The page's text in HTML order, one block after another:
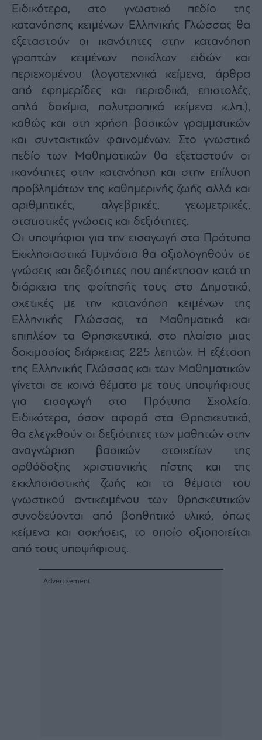
any
time.
This
site
is
protected
by
reCAPTCHA
and
the
Google
Privacy
Policy
Terms
of
Service
apply.
Ειδικότερα, στο γνωστικό πεδίο της
κατανόησης κειμένων Ελληνικής Γλώσσας θα
εξεταστούν οι ικανότητες στην κατανόηση
γραπτών κειμένων ποικίλων ειδών και
περιεχομένου (λογοτεχνικά κείμενα, άρθρα
από εφημερίδες και περιοδικά, επιστολές,
απλά δοκίμια, πολυτροπικά κείμενα κ.λπ.),
καθώς και στη χρήση βασικών γραμματικών
και συντακτικών φαινομένων. Στο γνωστικό
πεδίο των Μαθηματικών θα εξεταστούν οι
ικανότητες στην κατανόηση και στην επίλυση
προβλημάτων της καθημερινής ζωής αλλά και
αριθμητικές, αλγεβρικές, γεωμετρικές,
στατιστικές γνώσεις και δεξιότητες.
Οι υποψήφιοι για την εισαγωγή στα Πρότυπα
Εκκλησιαστικά Γυμνάσια θα αξιολογηθούν σε
γνώσεις και δεξιότητες που απέκτησαν κατά τη
διάρκεια της φοίτησής τους στο Δημοτικό,
σχετικές με την κατανόηση κειμένων της
Ελληνικής Γλώσσας, τα Μαθηματικά και
επιπλέον τα Θρησκευτικά, στο πλαίσιο μιας
δοκιμασίας διάρκειας 225 λεπτών. Η εξέταση
της Ελληνικής Γλώσσας και των Μαθηματικών
γίνεται σε κοινά θέματα με τους υποψήφιους
για εισαγωγή στα Πρότυπα Σχολεία.
Ειδικότερα, όσον αφορά στα Θρησκευτικά,
θα ελεγχθούν οι δεξιότητες των μαθητών στην
αναγνώριση βασικών στοιχείων της
ορθόδοξης χριστιανικής πίστης και της
εκκλησιαστικής ζωής και τα θέματα του
γνωστικού αντικειμένου των θρησκευτικών
συνοδεύονται από βοηθητικό υλικό, όπως
κείμενα και ασκήσεις, το οποίο αξιοποιείται
από τους υποψήφιους.